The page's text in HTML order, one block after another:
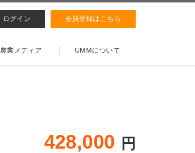
ログイン 会員登録はこちら
農業メディア UMMについて
428,000 円